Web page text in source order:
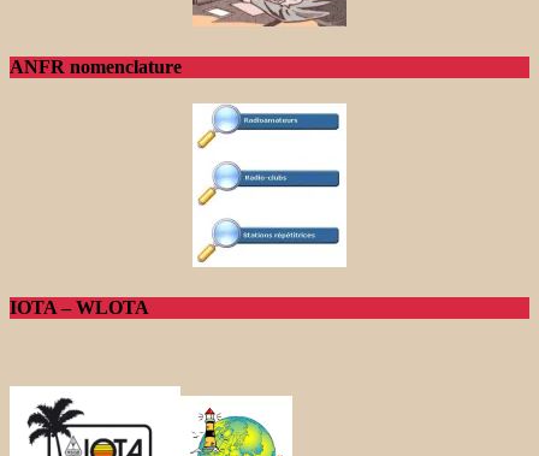
ANFR nomenclature
IOTA – WLOTA